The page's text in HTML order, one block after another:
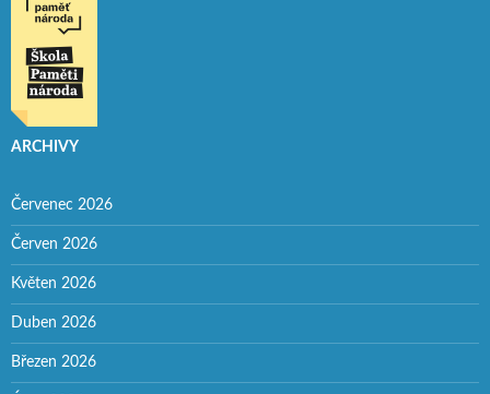
ARCHIVY
Červenec 2026
Červen 2026
Květen 2026
Duben 2026
Březen 2026